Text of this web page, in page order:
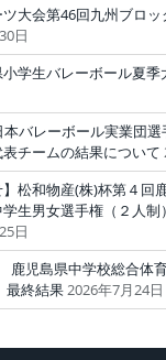
大会第46回九州ブロッ
日
学生バレーボール夏季
バレーボール実業団選
チームの結果について
】松和物産(株)杯第４回
生男女選手権（２人制
日
児島県中学校総合体
終結果2026年7月24日